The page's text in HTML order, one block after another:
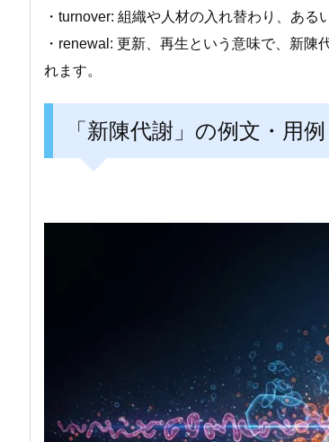
・turnover: 組織や人材の入れ替わり、ある
・renewal: 更新、再生という意味で、新
れます。
「新陳代謝」の例文・用例